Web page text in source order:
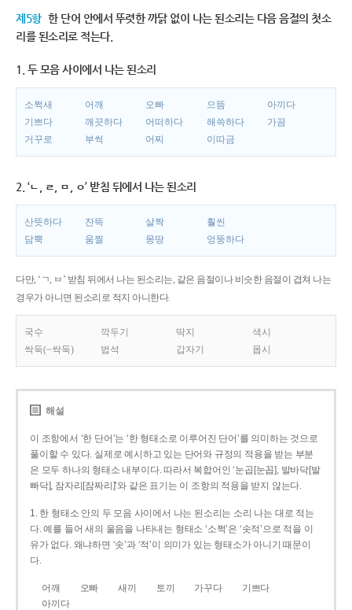
제5항 한 단어 안에서 뚜렷한 까닭 없이 나는 된소리는 다음 음절의 첫소
리를 된소리로 적는다.
1. 두 모음 사이에서 나는 된소리
소쩍새 어깨 오빠 으뜸
아끼다
기쁘다
깨끗하다 어떠하다 해쓱하다
가끔
거꾸로
부썩 어찌 이따금
2. ‘ㄴ, ㄹ, ㅁ, ㅇ’ 받침 뒤에서 나는 된소리
산뜻하다 잔뜩 살짝
훨씬
담뿍
움찔 몽땅 엉뚱하다
다만, ‘ㄱ, ㅂ’ 받침 뒤에서 나는 된소리는, 같은 음절이나 비슷한 음절이 겹쳐 나는
경우가 아니면 된소리로 적지 아니한다.
국수 깍두기 딱지
색시
싹둑(~싹둑)
법석 갑자기 몹시
해설
이 조항에서 ‘한 단어’는 ‘한 형태소로 이루어진 단어’를 의미하는 것으로
풀이할 수 있다. 실제로 예시하고 있는 단어와 규정의 적용을 받는 부분
은 모두 하나의 형태소 내부이다. 따라서 복합어인 ‘눈곱[눈꼽], 발바닥[발
빠닥], 잠자리[잠짜리]’와 같은 표기는 이 조항의 적용을 받지 않는다.
1. 한 형태소 안의 두 모음 사이에서 나는 된소리는 소리 나는 대로 적는
다. 예를 들어 새의 울음을 나타내는 형태소 ‘소쩍’은 ‘솟적’으로 적을 이
유가 없다. 왜냐하면 ‘솟’과 ‘적’이 의미가 있는 형태소가 아니기 때문이
다.
어깨 오빠 새끼 토끼 가꾸다
기쁘다
아끼다